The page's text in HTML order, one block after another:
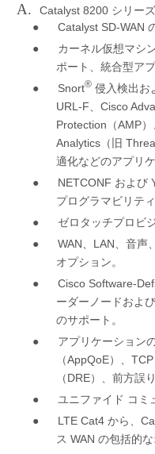
A. Catalyst 8200 シリー
● Catalyst SD-WAN
● カーネル仮想マシ
ポート、統合型ア
● Snort® 侵入検出お
URL-F、 Cisco
Protection （AMP）
Analytics （旧
適化などのアプリ
● NETCONF および
プログラマビリティ
● ゼロタッチプロビ
● WAN、 LAN、音声
オプション。
● Cisco Software-
ーダーノードおよ
のサポート。
●
アプリケーション
（AppQoE）、 TCP
（ DRE）、前方誤
● ユニファイド コミ
● LTE Cat4 から、
ス WAN の包括的な